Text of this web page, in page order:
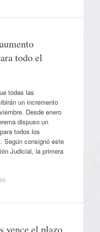
todo el
todas las
un incremento
Desde enero
dispuso un
todos los
Según consignó este
Judicial, la primera
.
vence el plazo